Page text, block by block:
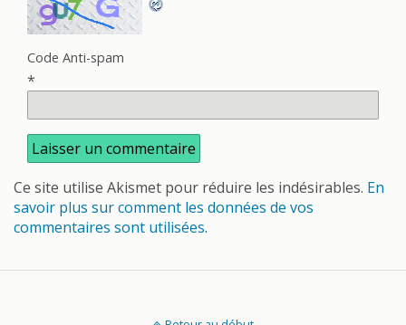
Code Anti-spam
*
Ce site utilise Akismet pour réduire les indésirables. En
savoir plus sur comment les données de vos
commentaires sont utilisées.